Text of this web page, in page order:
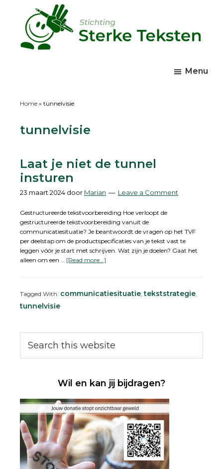
Menu
Home » tunnelvisie
tunnelvisie
Laat je niet de tunnel
insturen
23 maart 2024 door Marian Leave a Comment
Gestructureerde tekstvoorbereiding Hoe verloopt de
gestructureerde tekstvoorbereiding vanuit de
communicatiesituatie? Je beantwoordt de vragen op het TVF
per deelstap om de productspecificaties van je tekst vast te
leggen vóór je start met schrijven. Wat zijn je doelen? Gaat het
alleen om een … [Read more...]
de
Tagged With: communicatiesituatie,tekststrategie,
tunnelvisie
Primary
Sidebar
this
website
Wil en kan jij bijdragen?